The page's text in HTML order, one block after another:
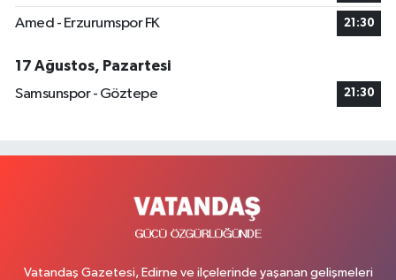
Amed - Erzurumspor FK 21:30
17 Ağustos, Pazartesi
Samsunspor - Göztepe
21:30
Vatandaş Gazetesi, Edirne ve ilçelerinde yaşanan gelişmeleri